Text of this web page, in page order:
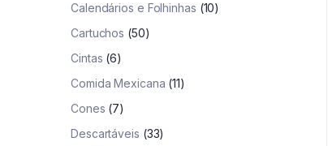
Calendários e Folhinhas (10)
Cartuchos (50)
Cintas (6)
Comida Mexicana (11)
Cones (7)
Descartáveis (33)